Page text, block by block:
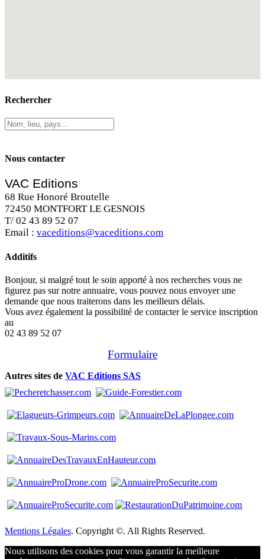
Rechercher
Nous contacter
VAC Editions
68 Rue Honoré Broutelle
72450 MONTFORT LE GESNOIS
T/ 02 43 89 52 07
Email : vaceditions@vaceditions.com
Additifs
Bonjour, si malgré tout le soin apporté à nos recherches vous ne
figurez pas sur notre annuaire, vous pouvez nous envoyer une
demande que nous traiterons dans les meilleurs délais.
Vous avez également la possibilité de contacter le service inscription
au
02 43 89 52 07
Formulaire
Autres sites de VAC Editions SAS
Mentions Légales. Copyright ©. All Rights Reserved.
Nous utilisons des cookies pour vous garantir la meilleure